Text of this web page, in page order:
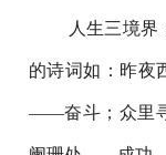
人生三境界
的诗词如：昨
——奋斗；众里